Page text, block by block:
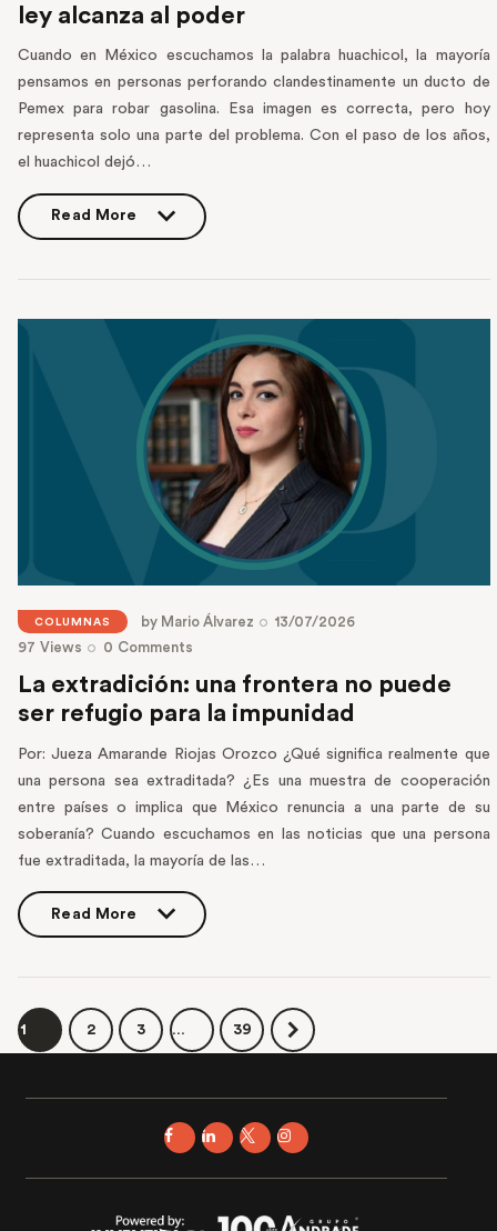
ley alcanza al poder
Cuando en México escuchamos la palabra huachicol, la mayoría
pensamos en personas perforando clandestinamente un ducto de
Pemex para robar gasolina. Esa imagen es correcta, pero hoy
representa solo una parte del problema. Con el paso de los años,
el huachicol dejó…
Read More
COLUMNAS by Mario Álvarez
13/07/2026
97 Views 0 Comments
La extradición: una frontera no puede
ser refugio para la impunidad
Por: Jueza Amarande Riojas Orozco ¿Qué significa realmente que
una persona sea extraditada? ¿Es una muestra de cooperación
entre países o implica que México renuncia a una parte de su
soberanía? Cuando escuchamos en las noticias que una persona
fue extraditada, la mayoría de las…
Read More
1 2 3 … 39